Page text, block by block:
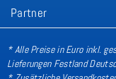
Partner
* Alle Preise in Euro inkl.
Lieferungen Festland